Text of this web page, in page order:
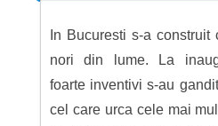
In Bucuresti s-a
nori din lume. La
foarte inventivi s-au
cel care urca cele mai